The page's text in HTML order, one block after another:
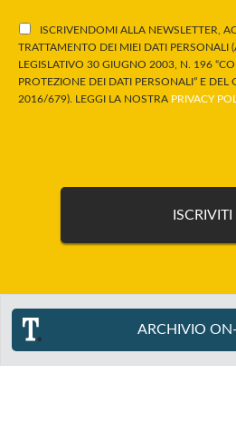
ISCRIVENDOMI ALLA NEWSLETTER,
TRATTAMENTO DEI MIEI DATI PERSONALI
LEGISLATIVO 30 GIUGNO 2003, N. 196
PROTEZIONE DEI DATI PERSONALI” E
2016/679). LEGGI LA NOSTRA PRIVACY
ARCHIVIO